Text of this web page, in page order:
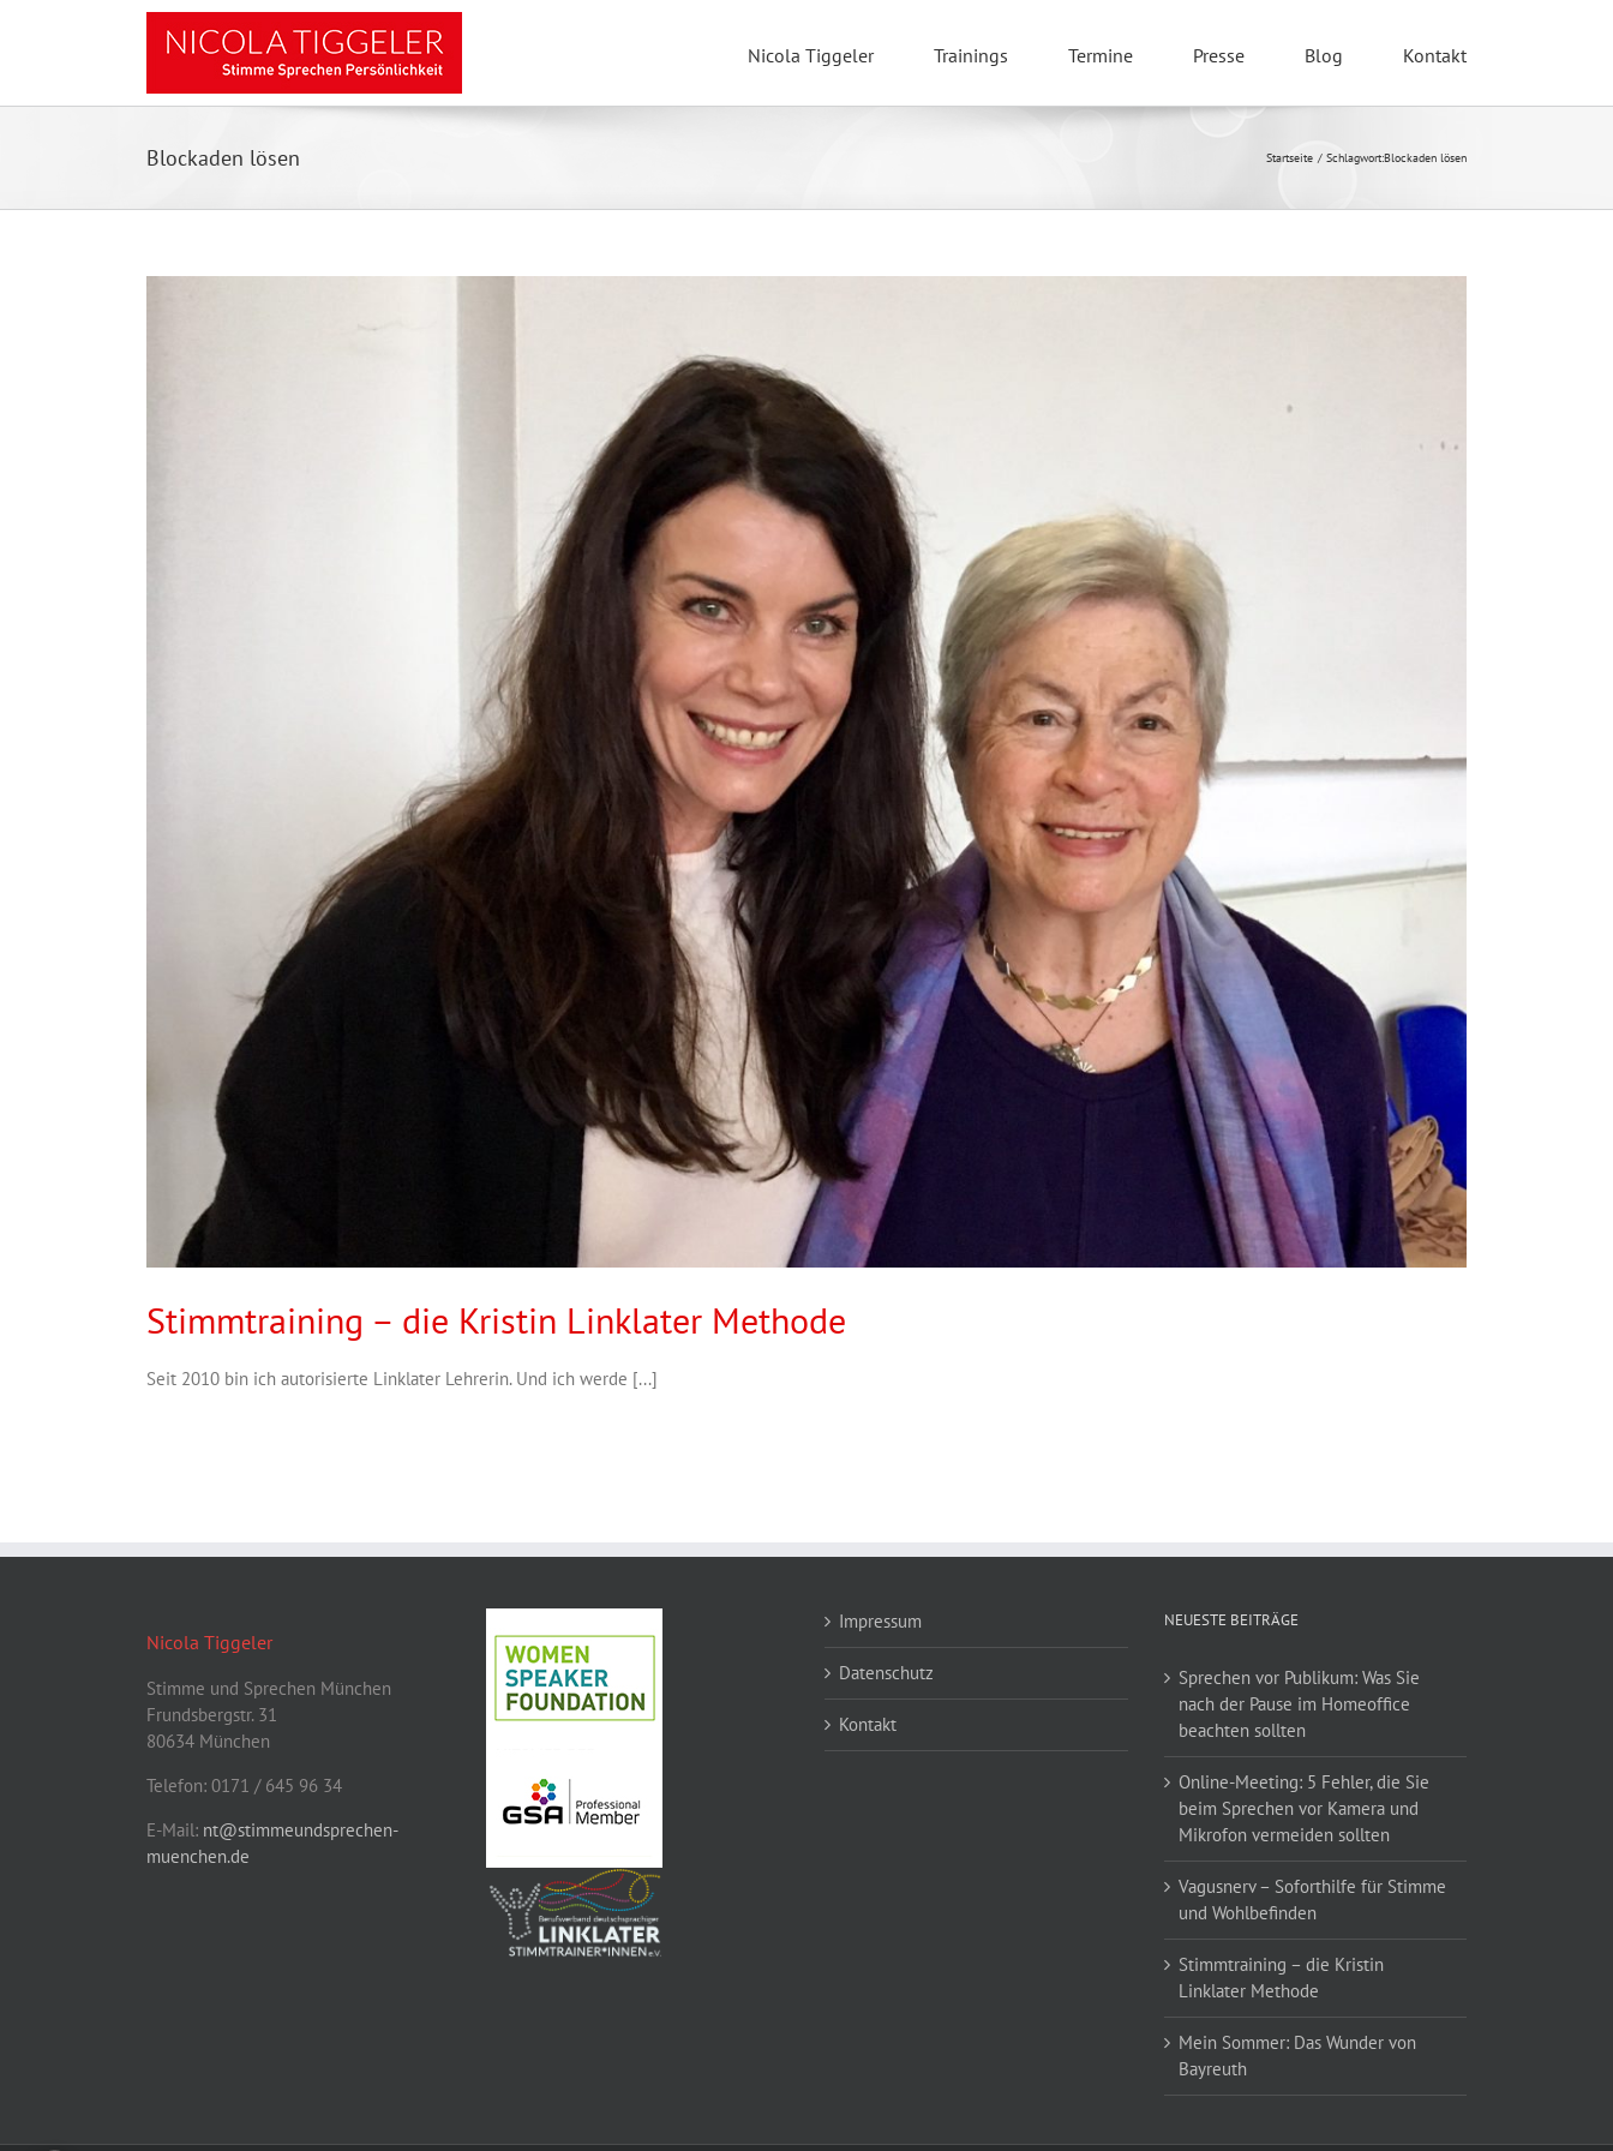
Nicola Tiggeler Trainings Termine Presse Blog Kontakt
Blockaden lösen Startseite Schlagwort:Blockaden lösen
Stimmtraining – die Kristin Linklater Methode
Seit 2010 bin ich autorisierte Linklater Lehrerin. Und ich werde [...]
Nicola Tiggeler
Stimme und Sprechen München
Frundsbergstr. 31
80634 München
Telefon: 0171 / 645 96 34
E-Mail: nt@stimmeundsprechen-
muenchen.de
Impressum
Datenschutz
Kontakt
NEUESTE BEITRÄGE
Sprechen vor Publikum: Was Sie
nach der Pause im Homeoffice
beachten sollten
Online-Meeting: 5 Fehler, die Sie
beim Sprechen vor Kamera und
Mikrofon vermeiden sollten
Vagusnerv – Soforthilfe für Stimme
und Wohlbefinden
Stimmtraining – die Kristin
Linklater Methode
Mein Sommer: Das Wunder von
Bayreuth